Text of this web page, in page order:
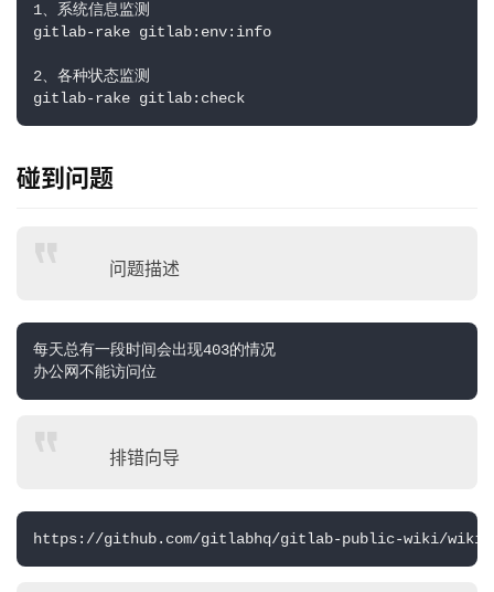
1、系统信息监测
gitlab-rake gitlab:env:info
2、各种状态监测
gitlab-rake gitlab:check
碰到问题
问题描述
每天总有一段时间会出现403的情况
办公网不能访问位
排错向导
https://github.com/gitlabhq/gitlab-public-wiki/wiki/